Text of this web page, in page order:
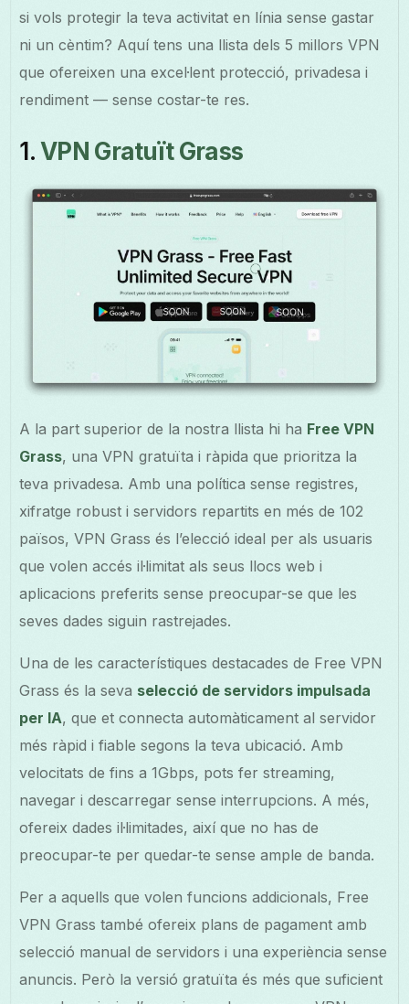
si vols protegir la teva activitat en línia sense gastar
ni un cèntim? Aquí tens una llista dels 5 millors VPN
que ofereixen una excel·lent protecció, privadesa i
rendiment — sense costar-te res.
1.VPN Gratuït Grass
A la part superior de la nostra llista hi ha Free VPN
Grass, una VPN gratuïta i ràpida que prioritza la
teva privadesa. Amb una política sense registres,
xifratge robust i servidors repartits en més de 102
països, VPN Grass és l’elecció ideal per als usuaris
que volen accés il·limitat als seus llocs web i
aplicacions preferits sense preocupar-se que les
seves dades siguin rastrejades.
Una de les característiques destacades de Free VPN
Grass és la seva selecció de servidors impulsada
per IA, que et connecta automàticament al servidor
més ràpid i fiable segons la teva ubicació. Amb
velocitats de fins a 1Gbps, pots fer streaming,
navegar i descarregar sense interrupcions. A més,
ofereix dades il·limitades, així que no has de
preocupar-te per quedar-te sense ample de banda.
Per a aquells que volen funcions addicionals, Free
VPN Grass també ofereix plans de pagament amb
selecció manual de servidors i una experiència sense
anuncis. Però la versió gratuïta és més que suficient